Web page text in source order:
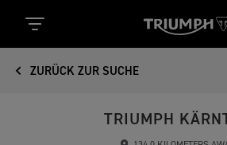
ZURÜCK ZUR SUCHE
TRIUMPH